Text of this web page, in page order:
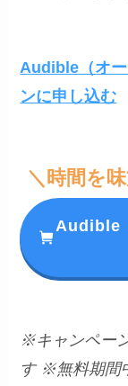
Audible（オ
ンに申し込む
＼時間を
Audible
※キャンペー
す ※無料期間